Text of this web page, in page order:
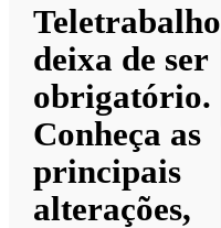
Teletrabalho
deixa de ser
obrigatório.
Conheça as
principais
alterações,